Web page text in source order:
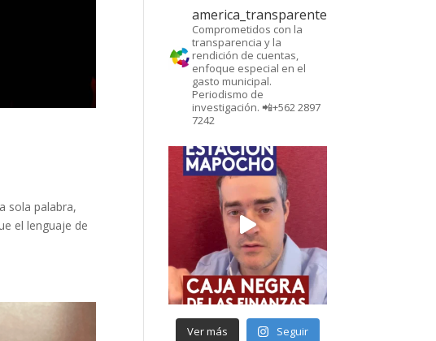
sola palabra,
el lenguaje de
america_transparente
Comprometidos con la
transparencia y la
rendición de cuentas,
enfoque especial en el
gasto municipal.
Periodismo de
investigación. 📲+562 2897
7242
Ver más Seguir